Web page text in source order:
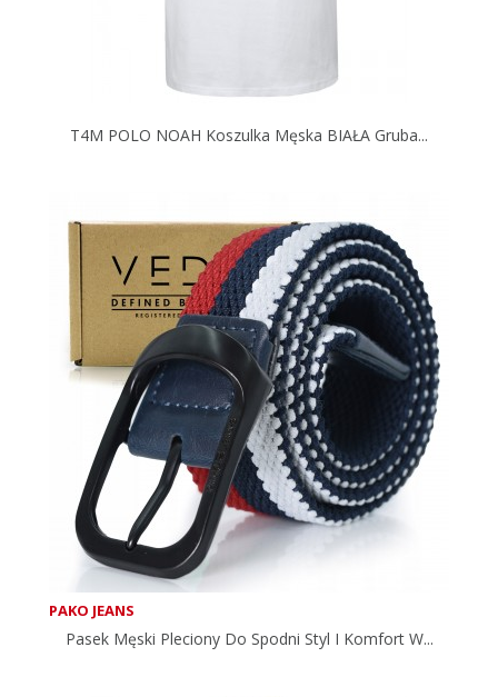
T4M POLO NOAH Koszulka Męska BIAŁA Gruba...
PAKO JEANS
Pasek Męski Pleciony Do Spodni Styl I Komfort W...